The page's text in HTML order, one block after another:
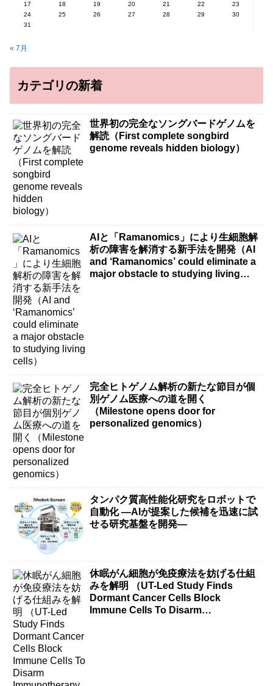
17
18 19 20 21 22
23
24
25 26 27 28 29
30
31
« 7月
カテゴリの新着
世界初の完全なソングバードゲノムを
解読（First complete songbird
genome reveals hidden biology）
AIと「Ramanomics」により生細胞解
析の障害を解消する新手法を開発（AI
and ‘Ramanomics’ could eliminate a
major obstacle to studying living
完全ヒトゲノム解析の新たな節目が個
別ゲノム医療への道を開く
（Milestone opens door for
personalized genomics）
タンパク質高性能化研究をロボットで
自動化 ―AIが提案した候補を迅速に試
せる研究基盤を開発―
休眠がん細胞が免疫療法を妨げる仕組
みを解明 （UT-Led Study Finds
Dormant Cancer Cells Block
Immune Cells To Disarm